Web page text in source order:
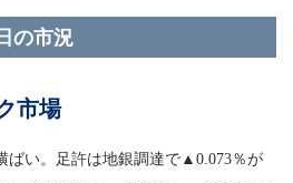
の市況
市場
い。足許は地銀調達で▲0.073％が